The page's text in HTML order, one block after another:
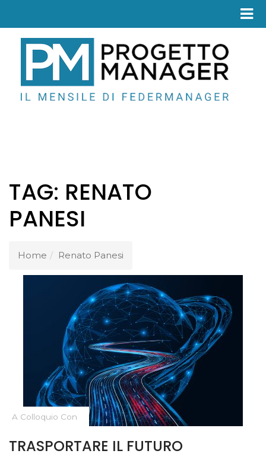
TAG: RENATO
PANESI
Home Renato Panesi
A Colloquio Con
TRASPORTARE IL FUTURO